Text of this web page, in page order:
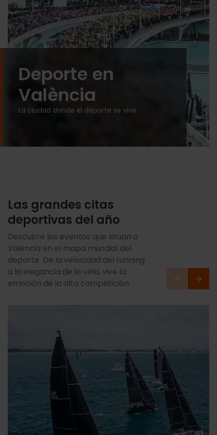
Deporte en
València
La ciudad donde el deporte se vive
Las grandes citas
deportivas del año
Descubre los eventos que sitúan a
València en el mapa mundial del
deporte. De la velocidad del running
a la elegancia de la vela, vive la
emoción de la alta competición.